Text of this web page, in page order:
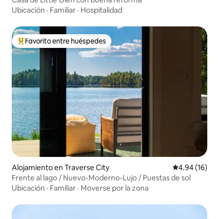
Ubicación · Familiar · Hospitalidad
Favorito entre huéspedes preferido
Favorito entre huéspedes
Alojamiento en Traverse City Calificación
4.94 (16)
Frente al lago / Nuevo-Moderno-Lujo / Puestas de sol
Ubicación · Familiar · Moverse por la zona